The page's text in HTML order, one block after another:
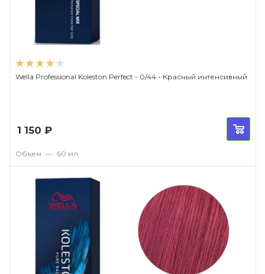
Wella Professional Koleston Perfect - 0/44 - Красный интенсивный
1 150 ₽
Объем — 60 мл